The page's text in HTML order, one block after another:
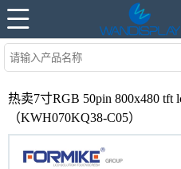
热卖7寸RGB 50pin 800x480 tft
（KWH070KQ38-C05）